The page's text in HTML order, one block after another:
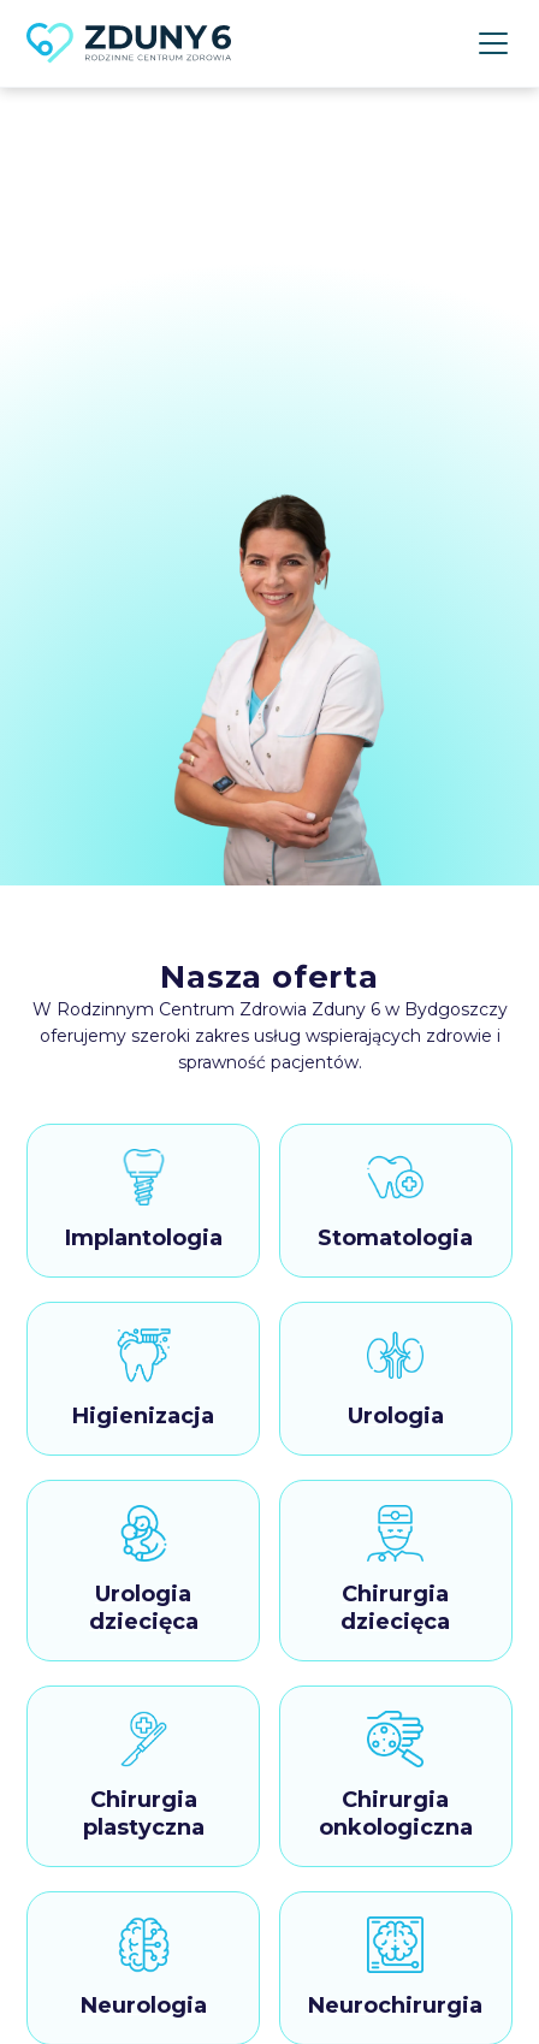
Nasza oferta
W Rodzinnym Centrum Zdrowia Zduny 6 w Bydgoszczy
oferujemy szeroki zakres usług wspierających zdrowie i
sprawność pacjentów.
Implantologia Stomatologia
Higienizacja Urologia
Urologia
dziecięca
Chirurgia
dziecięca
Chirurgia
plastyczna
Chirurgia
onkologiczna
Neurologia Neurochirurgia